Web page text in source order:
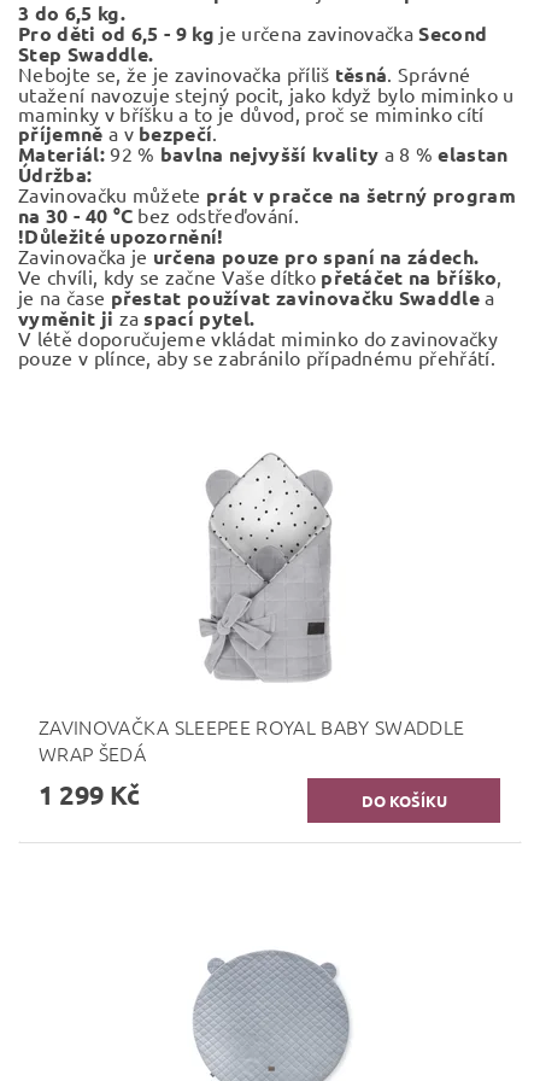
3 do 6,5 kg.
Pro děti od 6,5 - 9 kg je určena zavinovačkaSecond
Step Swaddle.
Nebojte se, že je zavinovačka příliš těsná. Správné
utažení navozuje stejný pocit, jako když bylo miminko u
maminky v bříšku a to je důvod, proč se miminko cítí
příjemně a v bezpečí.
Materiál:92 % bavlna nejvyšší kvality a 8 %elastan
Údržba:
Zavinovačku můžete prát v pračce na šetrný program
na 30 - 40 °C bez odstřeďování.
!Důležité upozornění!
Zavinovačka je určena pouze pro spaní na zádech.
Ve chvíli, kdy se začne Vaše dítko přetáčet na bříško,
je na čase přestat používat zavinovačku Swaddle a
vyměnit ji zaspací pytel.
V létě doporučujeme vkládat miminko do zavinovačky
pouze v plínce, aby se zabránilo případnému přehřátí.
ZAVINOVAČKA SLEEPEE ROYAL BABY SWADDLE
WRAP ŠEDÁ
1 299 Kč